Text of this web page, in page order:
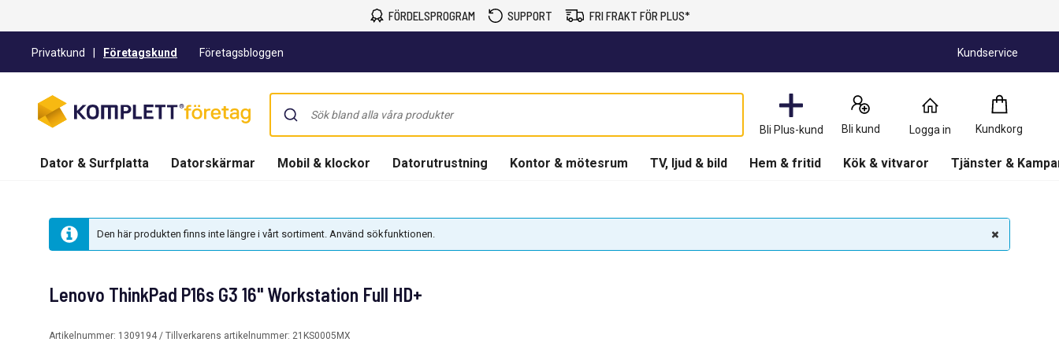
FÖRDELSPROGRAM SUPPORT FRI FRAKT FÖR PLUS*
Privatkund Företagskund Företagsbloggen Kundservice
Bli Plus-kund Bli kund Logga in Kundkorg
Kundkorg
0
Produkter
Dator & Surfplatta Datorskärmar Mobil & klockor Datorutrustning Kontor & mötesrum TV, ljud & bild Hem & fritid Kök & vitvaror Tjänster &
Den här produkten finns inte längre i vårt sortiment. Använd sökfunktionen.
Lenovo ThinkPad P16s G3 16" Workstation Full HD+
Artikelnummer: 1309194 / Tillverkarens artikelnummer: 21KS0005MX